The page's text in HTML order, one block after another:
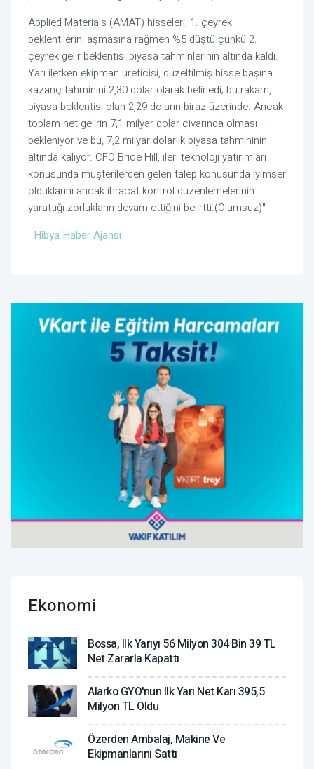
Applied Materials (AMAT) hisseleri, 1. çeyrek
beklentilerini aşmasına rağmen %5 düştü çünkü 2.
çeyrek gelir beklentisi piyasa tahminlerinin altında kaldı.
Yarı iletken ekipman üreticisi, düzeltilmiş hisse başına
kazanç tahminini 2,30 dolar olarak belirledi; bu rakam,
piyasa beklentisi olan 2,29 doların biraz üzerinde. Ancak
toplam net gelirin 7,1 milyar dolar civarında olması
bekleniyor ve bu, 7,2 milyar dolarlık piyasa tahmininin
altında kalıyor. CFO Brice Hill, ileri teknoloji yatırımları
konusunda müşterilerden gelen talep konusunda iyimser
olduklarını ancak ihracat kontrol düzenlemelerinin
yarattığı zorlukların devam ettiğini belirtti.(Olumsuz)"
Hibya Haber Ajansı
Ekonomi
Bossa, Ilk Yarıyı 56 Milyon 304 Bin 39 TL
Net Zararla Kapattı
Alarko GYO'nun Ilk Yarı Net Karı 395,5
Milyon TL Oldu
Özerden Ambalaj, Makine Ve
Ekipmanlarını Sattı